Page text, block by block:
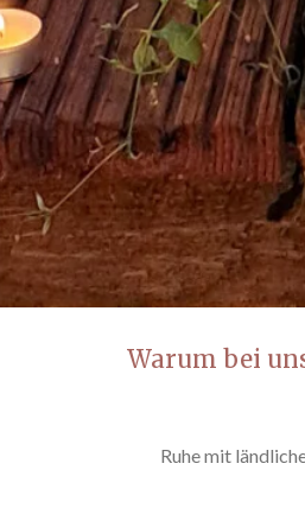
Warum bei
Ruhe mit